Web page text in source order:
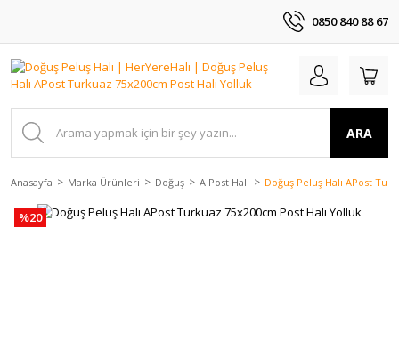
0850 840 88 67
ARA
Anasayfa Marka Ürünleri Doğuş A Post Halı Doğuş Peluş Halı APost
%20